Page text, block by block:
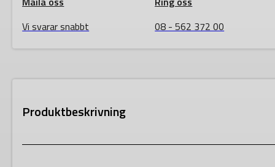
Vi svarar snabbt
08 - 562 372 00
Produktbeskrivning